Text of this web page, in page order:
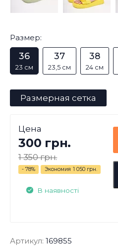
Размер:
36
23 см
37
23,5 см
38
24 см
Размерная сетка
Цена
300 грн.
1 350 грн.
- 78% Экономия 1 050 грн.
В наявності
Артикул: 169855